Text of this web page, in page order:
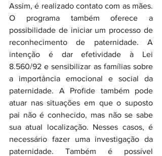
Assim, é realizado contato com as mães.
O programa também oferece a
possibilidade de iniciar um processo de
reconhecimento de paternidade. A
intenção é dar efetividade à Lei
8.560/92 e sensibilizar as famílias sobre
a importância emocional e social da
paternidade. A Profide também pode
atuar nas situações em que o suposto
pai não é conhecido, mas não se sabe
sua atual localização. Nesses casos, é
necessário fazer uma investigação da
paternidade. Também é possível